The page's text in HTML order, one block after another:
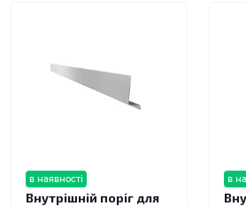
в наявності
Внутрішній поріг для
в